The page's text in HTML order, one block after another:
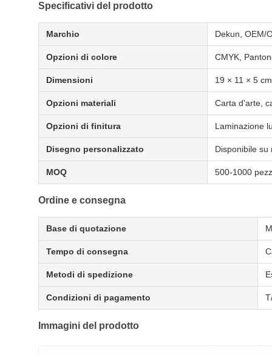
Specificativi del prodotto
Marchio Dekun, OEM/
Opzioni di colore CMYK,
Dimensioni 19 × 11 × 5 cm
Opzioni materiali Carta d'arte,
Opzioni di finitura Laminazione
Disegno personalizzato Disponibile su
MOQ 500-1000
Ordine e consegna
Base di quotazione
Tempo di consegna
Metodi di spedizione
Condizioni di pagamento
Immagini del prodotto